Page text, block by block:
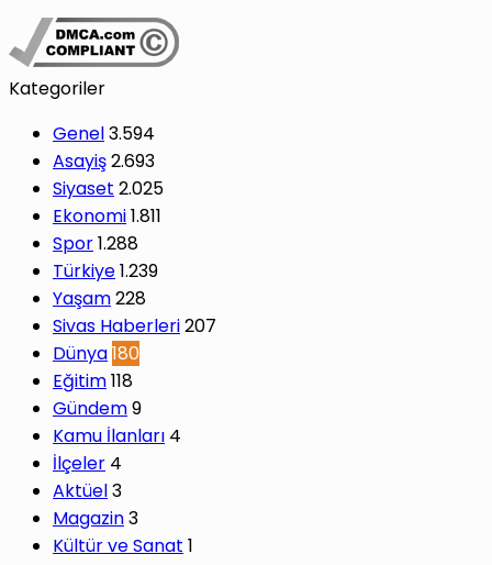
Kategoriler
Genel3.594
Asayiş2.693
Siyaset 2.025
Ekonomi1.811
Spor1.288
Türkiye1.239
Yaşam228
Sivas Haberleri207
Dünya180
Eğitim118
Gündem9
Kamu İlanları 4
İlçeler 4
Aktüel3
Magazin3
Kültür ve Sanat 1